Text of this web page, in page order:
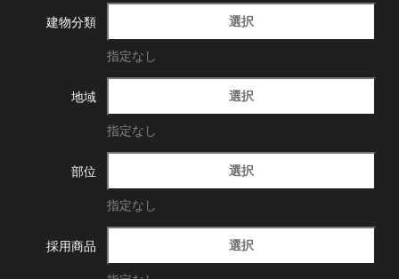
建物分類 選択
指定なし
地域 選択
指定なし
部位 選択
指定なし
採用商品 選択